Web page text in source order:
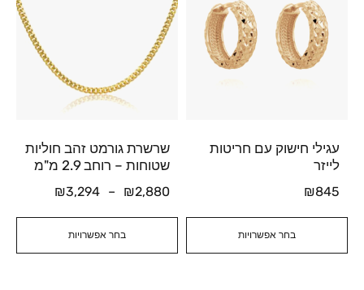
בחר אפשרויות
עגילי חישוק עם חריטות
לייזר
₪845
בחר אפשרויות
שרשרת גורמט זהב חוליות
שטוחות – רוחב 2.9 מ"מ
₪2,880
–
₪3,294